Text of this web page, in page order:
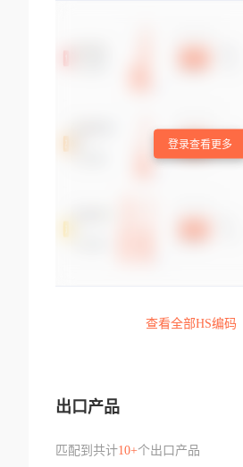
登录查看更多
查看全部HS编码
出口产品
匹配到共计10+个出口产品